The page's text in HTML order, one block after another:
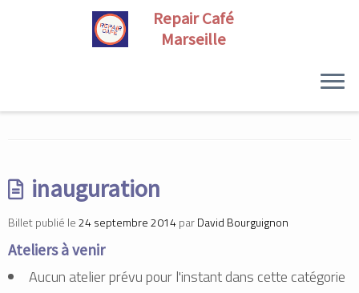
inauguration
Billet publié le24 septembre 2014parDavid Bourguignon
Ateliers à venir
Aucun atelier prévu pour l'instant dans cette catégorie